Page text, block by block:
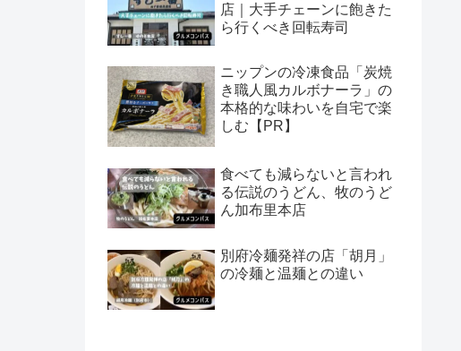
店｜大手チェーンに飽きた
ら行くべき回転寿司
ニップンの冷凍食品「炭焼
き職人風カルボナーラ」の
本格的な味わいを自宅で楽
しむ【PR】
食べても減らないと言われ
る伝説のうどん、牧のうど
ん加布里本店
別府冷麺発祥の店「胡月」
の冷麺と温麺との違い